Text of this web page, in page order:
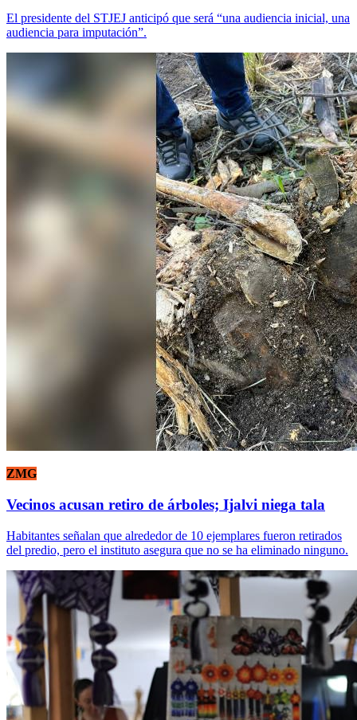
El presidente del STJEJ anticipó que será “una audiencia inicial, una
audiencia para imputación”.
ZMG
Vecinos acusan retiro de árboles; Ijalvi niega tala
Habitantes señalan que alrededor de 10 ejemplares fueron retirados
del predio, pero el instituto asegura que no se ha eliminado ninguno.